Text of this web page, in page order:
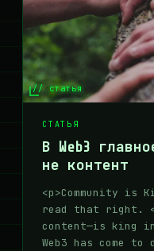
// статья
СТАТЬЯ
В Web3
не контент
<p>Community is
read that right.
content—is king in
Web3 has come